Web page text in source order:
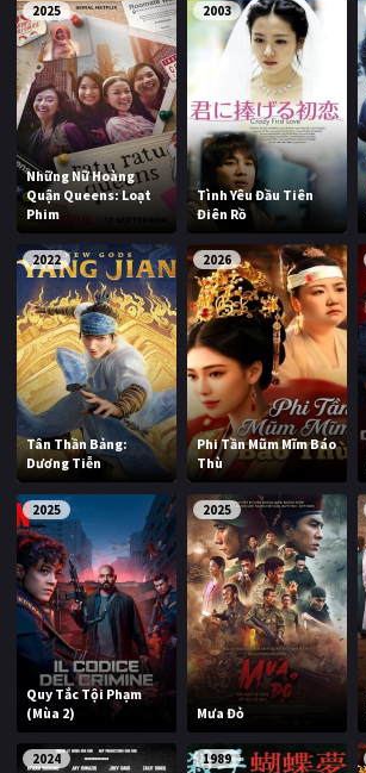
2025
Những Nữ Hoàng
Quận Queens: Loạt
Phim
2003
Tình Yêu Đầu Tiên
Điên Rồ
2022
Tân Thần Bảng:
Dương Tiễn
2026
Phi Tần Mũm Mĩm Báo
Thù
2025
Quy Tắc Tội Phạm
(Mùa 2)
2025
Mưa Đỏ
2024 1989